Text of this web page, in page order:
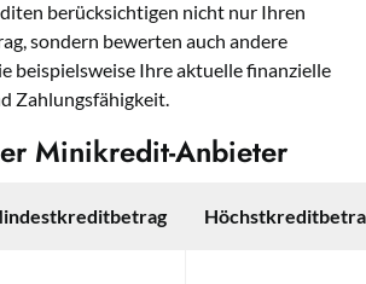
berücksichtigen nicht nur Ihren
sondern bewerten auch andere
beispielsweise Ihre aktuelle finanzielle
Zahlungsfähigkeit.
Minikredit-Anbieter